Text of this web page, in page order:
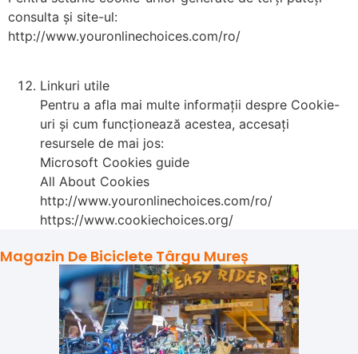
consulta și site-ul:
http://www.youronlinechoices.com/ro/
Linkuri utile
Pentru a afla mai multe informații despre Cookie-
uri și cum funcționează acestea, accesați
resursele de mai jos:
Microsoft Cookies guide
All About Cookies
http://www.youronlinechoices.com/ro/
https://www.cookiechoices.org/
Magazin De Biciclete Târgu Mureș